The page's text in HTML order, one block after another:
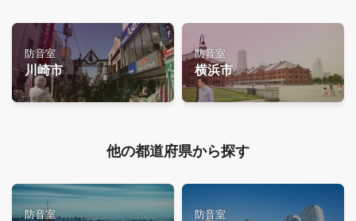
防音室
川崎市
防音室
横浜市
他の都道府県から探す
防音室 防音室